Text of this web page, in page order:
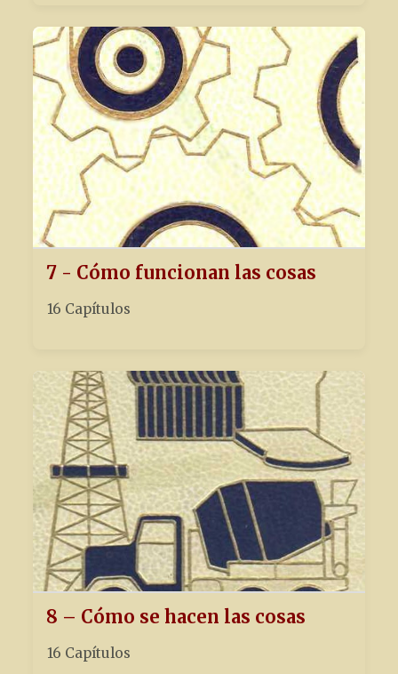
7 - Cómo funcionan las cosas
16 Capítulos
8 – Cómo se hacen las cosas
16 Capítulos